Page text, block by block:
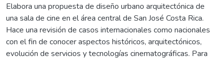
Elabora una propuesta de diseño urbano arquitectónica de
una sala de cine en el área central de San José Costa Rica.
Hace una revisión de casos internacionales como nacionales
con el fin de conocer aspectos históricos, arquitectónicos,
evolución de servicios y tecnologías cinematográficas. Para